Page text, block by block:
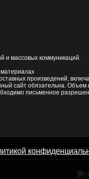
и массовых коммуникаций.
произведений,
сайт обязательна. Объем
письменное